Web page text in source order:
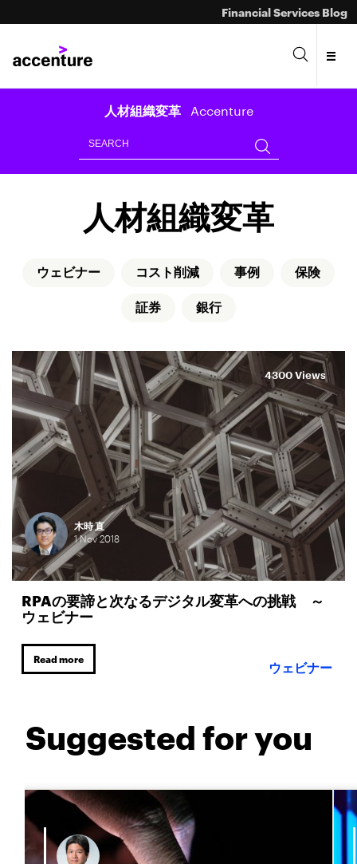
Financial Services Blog
人材組織変革 Accenture
人材組織変革
ウェビナー コスト削減 事例 保険
証券 銀行
木時 直
1Nov2018
RPAの要諦と次なるデジタル変革への挑戦 ～
ウェビナー
Read more
4300 Views
ウェビナー
Suggested for you